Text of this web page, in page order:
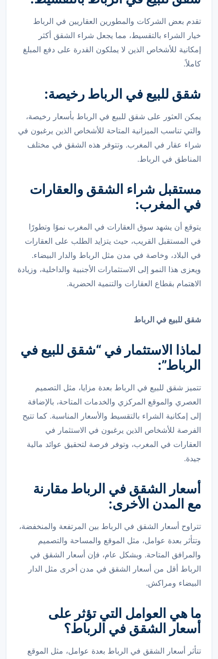
تقدم بعض الشركات والمطورين العقاريين في الرباط
خيار الشراء بالتقسيط، مما يجعل شراء الشقق أكثر
إمكانية للأشخاص الذين لا يملكون القدرة على دفع المبلغ
كاملاً.
شقق للبيع في الرباط رخيصة:
يمكن العثور على شقق للبيع في الرباط بأسعار رخيصة،
والتي تناسب الميزانية المتاحة للأشخاص الذين يرغبون في
شراء عقار في المغرب. وتتوفر هذه الشقق في مختلف
المناطق في الرباط.
مستقبل شراء الشقق والعقارات
في المغرب:
يتوقع أن يشهد سوق العقارات في المغرب نموًا وتطورًا
في المستقبل القريب، حيث يتزايد الطلب على العقارات
في البلاد، وخاصة في مدن مثل الرباط والدار البيضاء.
ويعزى هذا النمو إلى الاستثمارات الأجنبية والداخلية، وزيادة
الاهتمام بقطاع العقارات والتنمية الحضرية.
شقق للبيع في الرباط
لماذا الاستثمار في “شقق للبيع في
الرباط”:
تتميز شقق للبيع في الرباط بعدة مزايا، مثل التصميم
العصري والموقع المركزي والخدمات المتاحة، بالإضافة
إلى إمكانية الشراء بالتقسيط والأسعار المناسبة. كما تتيح
الفرصة للأشخاص الذين يرغبون في الاستثمار في
العقارات في المغرب، وتوفر فرصة لتحقيق عوائد مالية
جيدة.
أسعار الشقق في الرباط مقارنة
مع المدن الأخرى:
تتراوح أسعار الشقق في الرباط بين المرتفعة والمنخفضة،
وتتأثر بعدة عوامل، مثل الموقع والمساحة والتصميم
والمرافق المتاحة. وبشكل عام، فإن أسعار الشقق في
الرباط أقل من أسعار الشقق في مدن أخرى مثل الدار
البيضاء ومراكش.
ما هي العوامل التي تؤثر على
أسعار الشقق في الرباط؟
تتأثر أسعار الشقق في الرباط بعدة عوامل، مثل الموقع